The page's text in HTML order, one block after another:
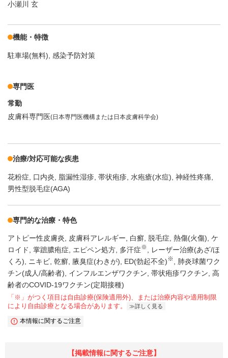
小瀬川 玄
機能・特徴
駐車場(無料) 感染予防対策
専門医
常勤
皮膚科専門医(日本専門医機構または日本皮膚科学会)
治療/対応可能な疾患
花粉症 口内炎 脂漏性湿疹 帯状疱疹 水疱瘡(水痘) 神経性疼痛
男性型脱毛症(AGA)
専門的な治療・特色
アトピー性皮膚炎 皮膚科アレルギー 白癬 脱毛症 熱傷(火傷) ケ
ロイド
掌蹠膿疱症 エピペン処方 多汗症※
レーザー治療(あざ/ほ
くろ)
ニキビ 乾癬 腋臭症(わきが) ED(勃起不全)※
肺炎球菌ワク
チン(成人/高齢者)
インフルエンザワクチン 帯状疱疹ワクチン 高
齢者のCOVID-19ワクチン(定期接種)
「※」がつく項目は自由診療(保険適用外)、または治療内容や適用制限
により自由診療となる場合があります。
詳しく見る
本情報に関するご注意
【掲載情報に関するご注意】